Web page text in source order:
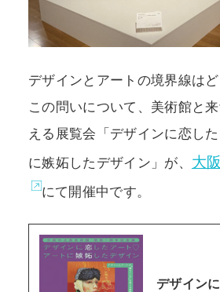
デザインとアートの境界線はど
この問いについて、美術館と
える展覧会「デザインに恋し
に嫉妬したデザイン」が、 大
にて開催中です。
デザイン